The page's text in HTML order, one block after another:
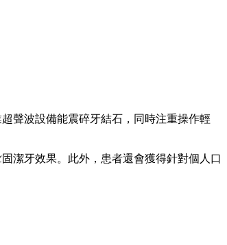
聲波設備能震碎牙結石，同時注重操作輕
潔牙效果。此外，患者還會獲得針對個人口